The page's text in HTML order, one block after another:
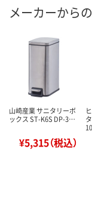
メーカーから
山崎産業 サニタリーボ
ックス ST-K6S DP-3…
¥5,315（税込）